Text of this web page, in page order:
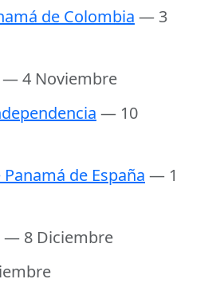
de Colombia — 3
— 4 Noviembre
— 10
de España — 1
— 8 Diciembre